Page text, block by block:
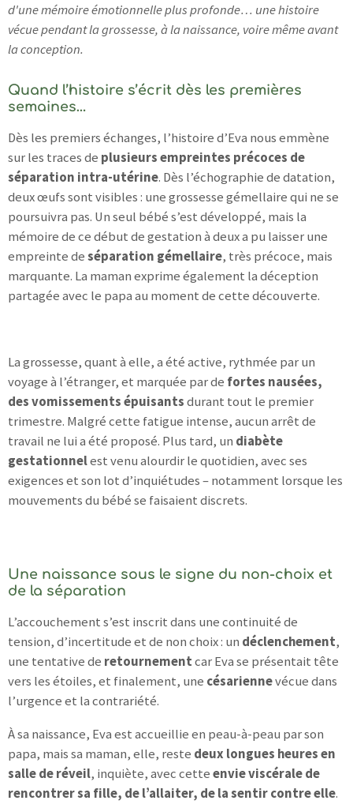
d'une mémoire émotionnelle plus profonde… une histoire
vécue pendant la grossesse, à la naissance, voire même avant
la conception.
Quand l’histoire s’écrit dès les premières
semaines…
Dès les premiers échanges, l’histoire d’Eva nous emmène
sur les traces de plusieurs empreintes précoces de
séparation intra-utérine. Dès l’échographie de datation,
deux œufs sont visibles : une grossesse gémellaire qui ne se
poursuivra pas. Un seul bébé s’est développé, mais la
mémoire de ce début de gestation à deux a pu laisser une
empreinte deséparation gémellaire, très précoce, mais
marquante. La maman exprime également la déception
partagée avec le papa au moment de cette découverte.
La grossesse, quant à elle, a été active, rythmée par un
voyage à l’étranger, et marquée par de fortes nausées,
des vomissements épuisantsdurant tout le premier
trimestre. Malgré cette fatigue intense, aucun arrêt de
travail ne lui a été proposé. Plus tard, un diabète
gestationnelest venu alourdir le quotidien, avec ses
exigences et son lot d’inquiétudes – notamment lorsque les
mouvements du bébé se faisaient discrets.
Une naissance sous le signe du non-choix et
de la séparation
L’accouchement s’est inscrit dans une continuité de
tension, d’incertitude et de non choix : un déclenchement,
une tentative de retournementcar Eva se présentait tête
vers les étoiles, et finalement, une césariennevécue dans
l’urgence et la contrariété.
À sa naissance, Eva est accueillie en peau-à-peau par son
papa, mais sa maman, elle, reste deux longues heures en
salle de réveil, inquiète, avec cetteenvie viscérale de
rencontrer sa fille, de l’allaiter, de la sentir contre elle.